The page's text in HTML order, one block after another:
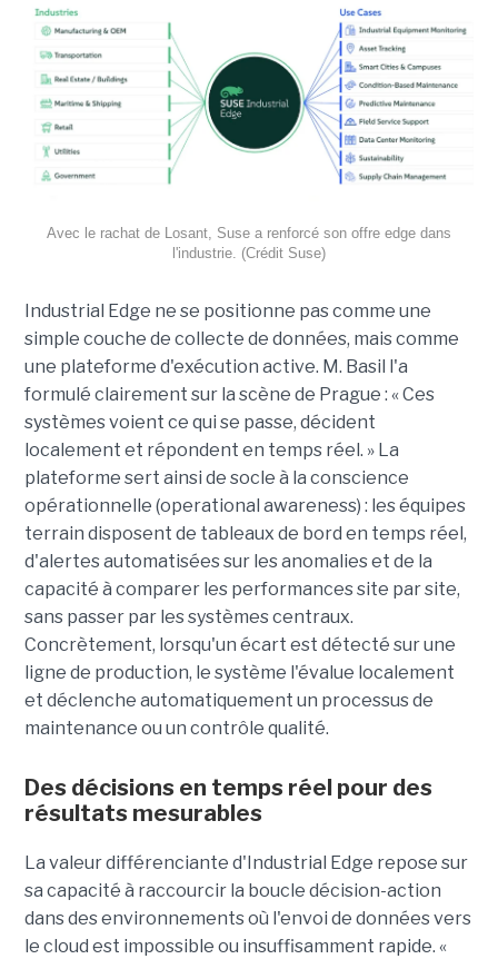
Avec le rachat de Losant, Suse a renforcé son offre edge dans
l'industrie. (Crédit Suse)
Industrial Edge ne se positionne pas comme une
simple couche de collecte de données, mais comme
une plateforme d'exécution active. M. Basil l'a
formulé clairement sur la scène de Prague : « Ces
systèmes voient ce qui se passe, décident
localement et répondent en temps réel. » La
plateforme sert ainsi de socle à la conscience
opérationnelle (operational awareness) : les équipes
terrain disposent de tableaux de bord en temps réel,
d'alertes automatisées sur les anomalies et de la
capacité à comparer les performances site par site,
sans passer par les systèmes centraux.
Concrètement, lorsqu'un écart est détecté sur une
ligne de production, le système l'évalue localement
et déclenche automatiquement un processus de
maintenance ou un contrôle qualité.
Des décisions en temps réel pour des
résultats mesurables
La valeur différenciante d'Industrial Edge repose sur
sa capacité à raccourcir la boucle décision-action
dans des environnements où l'envoi de données vers
le cloud est impossible ou insuffisamment rapide. «